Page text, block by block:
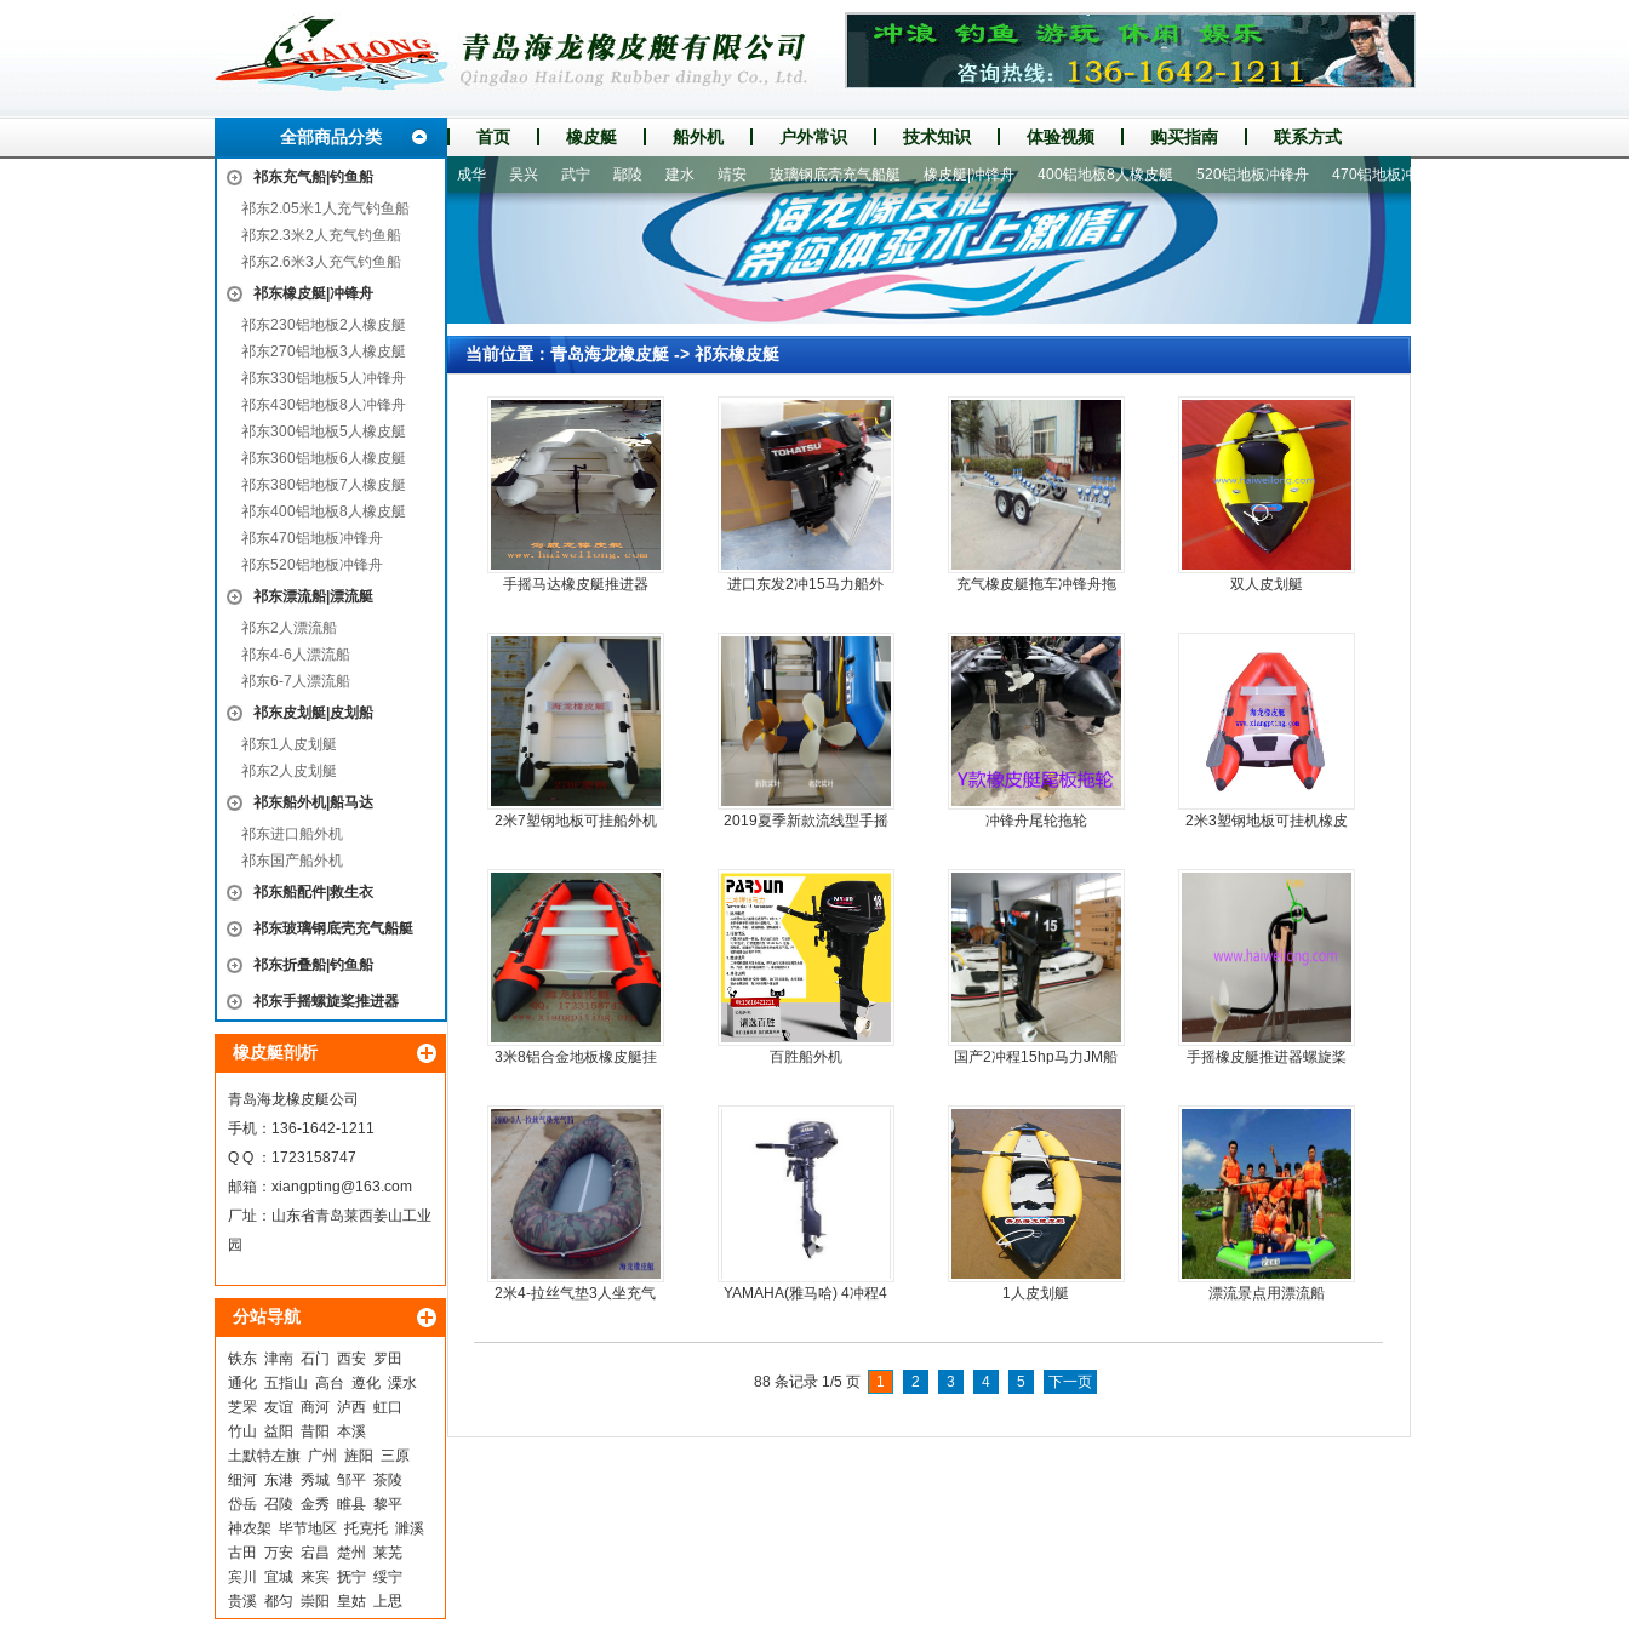
全部商品分类 首页 橡皮艇 船外机 户外常识 技术知识 体验视频 购买指南 联系方式
祁东充气船|钓鱼船
祁东2.05米1人充气钓鱼船
祁东2.3米2人充气钓鱼船
祁东2.6米3人充气钓鱼船
祁东橡皮艇|冲锋舟
祁东230铝地板2人橡皮艇
祁东270铝地板3人橡皮艇
祁东330铝地板5人冲锋舟
祁东430铝地板8人冲锋舟
祁东300铝地板5人橡皮艇
祁东360铝地板6人橡皮艇
祁东380铝地板7人橡皮艇
祁东400铝地板8人橡皮艇
祁东470铝地板冲锋舟
祁东520铝地板冲锋舟
祁东漂流船|漂流艇
祁东2人漂流船
祁东4-6人漂流船
祁东6-7人漂流船
祁东皮划艇|皮划船
祁东1人皮划艇
祁东2人皮划艇
祁东船外机|船马达
祁东进口船外机
祁东国产船外机
祁东船配件|救生衣
祁东玻璃钢底壳充气船艇
祁东折叠船|钓鱼船
祁东手摇螺旋桨推进器
橡皮艇剖析
青岛海龙橡皮艇公司
手机：136-1642-1211
Q Q ：1723158747
邮箱： xiangpting@163.com
厂址：山东省青岛莱西姜山工业
园
分站导航
铁东 津南 石门 西安 罗田
通化 五指山 高台 遵化 溧水
芝罘 友谊 商河 泸西 虹口
竹山 益阳 昔阳 本溪
土默特左旗 广州 旌阳 三原
细河 东港 秀城 邹平 茶陵
岱岳 召陵 金秀 睢县 黎平
神农架 毕节地区 托克托 濉溪
古田 万安 宕昌 楚州 莱芜
宾川
宜城 来宾 抚宁 绥宁
贵溪 都匀 崇阳 皇姑 上思
大厂回族自治县 城固 伍家岗 吴兴 武宁 鄢陵 建水 靖安 玻璃钢底壳充气船艇 橡皮艇|冲锋舟 400铝地板8人橡皮艇 520铝地板冲锋舟 470铝地板冲锋舟
当前位置： 青岛海龙橡皮艇-> 祁东橡皮艇
手摇马达橡皮艇推进器
进口东发2冲15马力船外
充气橡皮艇拖车冲锋舟拖
双人皮划艇
2米7塑钢地板可挂船外机
2019夏季新款流线型手摇
专用
冲锋舟尾轮拖轮
2米3塑钢地板可挂机橡皮
3米8铝合金地板橡皮艇挂
百胜船外机
国产2冲程15hp马力JM船
手摇橡皮艇推进器螺旋桨
2米4-拉丝气垫3人坐充气
YAMAHA(雅马哈) 4冲程4
1人皮划艇 漂流景点用漂流船
88 条记录 1/5 页 1 2 3 4 5 下一页